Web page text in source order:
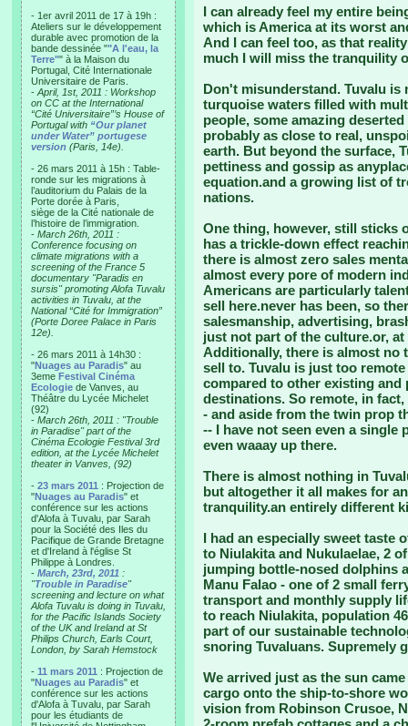
- 1er avril 2011 de 17 à 19h :
Ateliers sur le développement
durable avec promotion de la
bande dessinée ""A l'eau, la
Terre"" à la Maison du
Portugal, Cité Internationale
Universitaire de Paris.
- April, 1st, 2011 : Workshop
on CC at the International
“Cité Universitaire”’s House of
Portugal with “Our planet
under Water” portugese
version (Paris, 14e).
- 26 mars 2011 à 15h : Table-
ronde sur les migrations à
l’auditorium du Palais de la
Porte dorée à Paris,
siège de la Cité nationale de
l’histoire de l’immigration.
- March 26th, 2011 :
Conference focusing on
climate migrations with a
screening of the France 5
documentary "Paradis en
sursis" promoting Alofa Tuvalu
activities in Tuvalu, at the
National “Cité for Immigration”
(Porte Doree Palace in Paris
12e).
- 26 mars 2011 à 14h30 :
"Nuages au Paradis" au
3eme Festival Cinéma
Ecologie de Vanves, au
Théâtre du Lycée Michelet
(92)
- March 26th, 2011 : "Trouble
in Paradise" part of the
Cinéma Ecologie Festival 3rd
edition, at the Lycée Michelet
theater in Vanves, (92)
- 23 mars 2011 : Projection de
"Nuages au Paradis" et
conférence sur les actions
d'Alofa à Tuvalu, par Sarah
pour la Société des Iles du
Pacifique de Grande Bretagne
et d'Ireland à l'église St
Philippe à Londres.
- March, 23rd, 2011 :
"Trouble in Paradise"
screening and lecture on what
Alofa Tuvalu is doing in Tuvalu,
for the Pacific Islands Society
of the UK and Ireland at St
Philips Church, Earls Court,
London, by Sarah Hemstock
- 11 mars 2011 : Projection de
"Nuages au Paradis" et
conférence sur les actions
d'Alofa à Tuvalu, par Sarah
pour les étudiants de
I can already feel my entire
which is America at its worst
And I can feel too, as that
much I will miss the tranquility
Don't misunderstand. Tuvalu is
turquoise waters filled with
people, some amazing
probably as close to real,
earth. But beyond the surface,
pettiness and gossip as
equation.and a growing list of
nations.
One thing, however, still sticks
has a trickle-down effect
there is almost zero sales
almost every pore of modern
Americans are particularly
sell here.never has been, so
salesmanship, advertising,
just not part of the culture.or,
Additionally, there is almost
sell to. Tuvalu is just too
compared to other existing
destinations. So remote, in
- and aside from the twin prop
-- I have not seen even a
even waaay up there.
There is almost nothing in
but altogether it all makes for
tranquility.an entirely different
I had an especially sweet taste
to Niulakita and Nukulaelae, 2
jumping bottle-nosed dolphins
Manu Falao - one of 2 small
transport and monthly supply
to reach Niulakita, population
part of our sustainable
snoring Tuvaluans. Supremely
We arrived just as the sun
cargo onto the ship-to-shore
vision from Robinson Crusoe,